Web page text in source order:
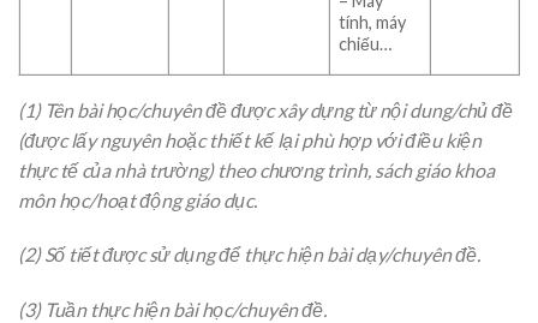
tính, máy
chiếu…
(1) Tên bài học/chuyên đềđược xây dựng từ nội dung/chủ đề
(được lấy nguyên hoặc thiết kế lại phù hợp với điều kiện
thực tế của nhà trường) theo chương trình, sách giáo khoa
môn học/hoạt động giáo dục.
(2) Số tiết được sử dụng để thực hiện bài dạy/chuyên đề.
(3) Tuần thực hiện bài học/chuyên đề.